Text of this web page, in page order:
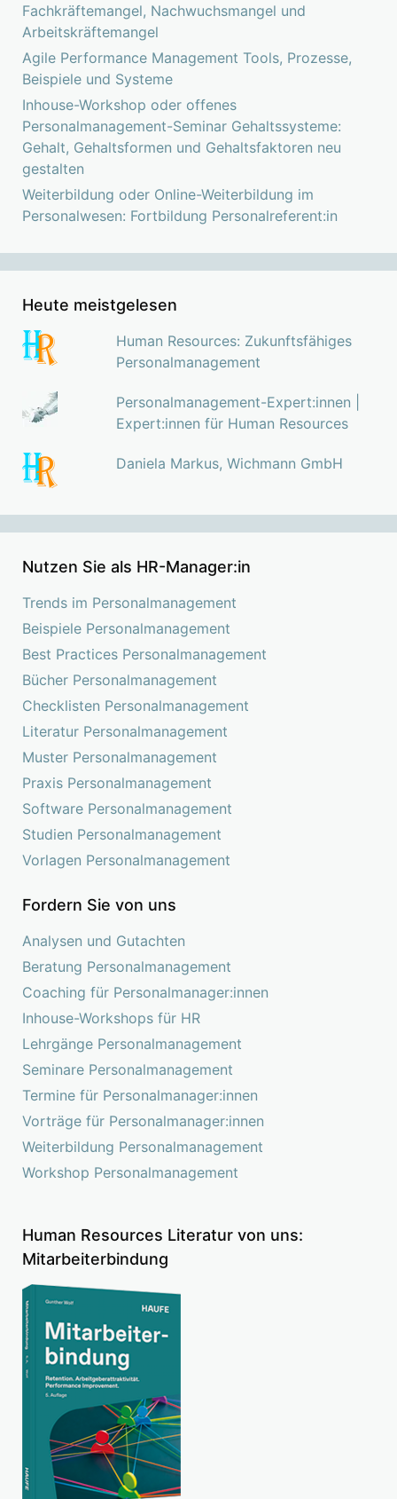
Fachkräftemangel, Nachwuchsmangel und
Arbeitskräftemangel
Agile Performance Management Tools, Prozesse,
Beispiele und Systeme
Inhouse-Workshop oder offenes
Personalmanagement-Seminar Gehaltssysteme:
Gehalt, Gehaltsformen und Gehaltsfaktoren neu
gestalten
Weiterbildung oder Online-Weiterbildung im
Personalwesen: Fortbildung Personalreferent:in
Heute meistgelesen
Human Resources: Zukunftsfähiges
Personalmanagement
Personalmanagement-Expert:innen |
Expert:innen für Human Resources
Daniela Markus, Wichmann GmbH
Nutzen Sie als HR-Manager:in
Trends im Personalmanagement
Beispiele Personalmanagement
Best Practices Personalmanagement
Bücher Personalmanagement
Checklisten Personalmanagement
Literatur Personalmanagement
Muster Personalmanagement
Praxis Personalmanagement
Software Personalmanagement
Studien Personalmanagement
Vorlagen Personalmanagement
Fordern Sie von uns
Analysen und Gutachten
Beratung Personalmanagement
Coaching für Personalmanager:innen
Inhouse-Workshops für HR
Lehrgänge Personalmanagement
Seminare Personalmanagement
Termine für Personalmanager:innen
Vorträge für Personalmanager:innen
Weiterbildung Personalmanagement
Workshop Personalmanagement
Human Resources Literatur von uns:
Mitarbeiterbindung